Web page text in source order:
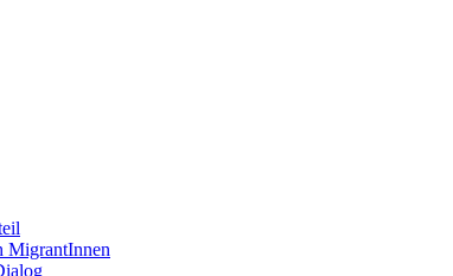
MigrantInnen